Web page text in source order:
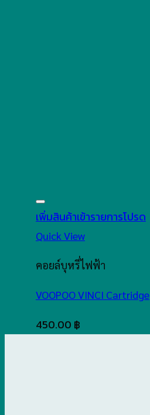
เพิ่มสินค้าเข้ารายการโปรด
Quick View
คอยล์บุหรี่ไฟฟ้า
VOOPOO VINCI Cartridge
450.00 ฿